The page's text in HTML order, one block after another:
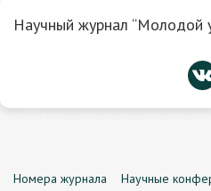
Научный журнал “Молодой
Номера журнала Научные